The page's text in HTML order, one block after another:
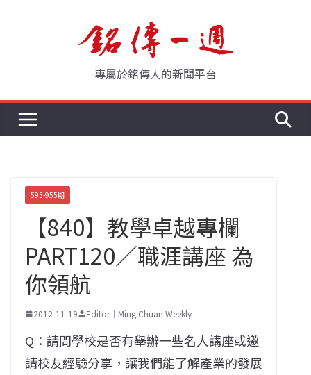
專屬於銘傳人的新聞平台
593-955期
【840】教學卓越專欄
PART120／職涯講座 為
你領航
2012-11-19 Editor｜Ming Chuan Weekly
Q：請問學校是否有舉辦一些名人講座或邀
請校友經驗分享，讓我們能了解產業的發展